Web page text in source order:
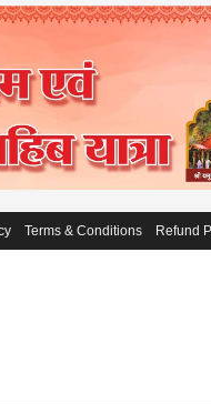
Terms & Conditions Refund